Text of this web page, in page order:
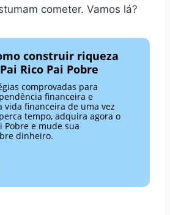
cometer. Vamos lá?
construir riqueza
Rico Pai Pobre
comprovadas para
financeira e
vida financeira de uma vez
tempo, adquira agora o
Pobre e mude sua
dinheiro.